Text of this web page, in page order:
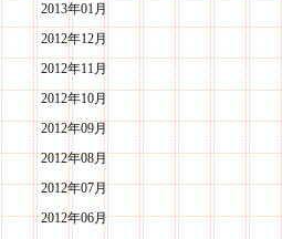
2013年01月
2012年12月
2012年11月
2012年10月
2012年09月
2012年08月
2012年07月
2012年06月